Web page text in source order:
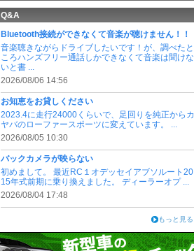
Q&A
Bluetooth接続ができなくて音楽が聴けません！！
音楽聴きながらドライブしたいです！が、調べたと
ころハンズフリー通話しかできなくて音楽は聞けな
いと書 ...
2026/08/06 14:56
お知恵をお貸しください
2023.4に走行24000くらいで、足回りを純正からカ
ヤバのローファースポーツに変えています。 ...
2026/08/05 10:30
バックカメラが映らない
初めまして。 最近RC１オデッセイアブソルート20
15年式前期に乗り換えました。 ディーラーオプ ...
2026/08/04 17:48
もっと見る